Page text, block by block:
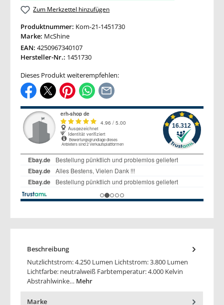
Zum Merkzettel hinzufügen
Produktnummer: Kom-21-1451730
Marke: McShine
EAN: 4250967340107
Hersteller-Nr.: 1451730
Dieses Produkt weiterempfehlen:
Beschreibung
Nutzlichtstrom: 4.250 Lumen Lichtstrom: 3.800 Lumen
Lichtfarbe: neutralweiß Farbtemperatur: 4.000 Kelvin
Abstrahlwinke… Mehr
Marke